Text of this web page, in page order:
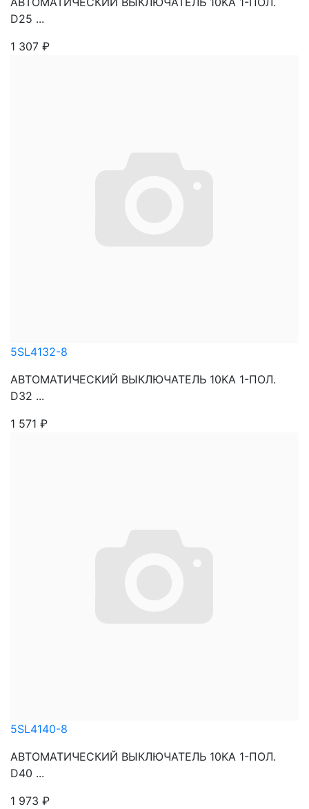
D25 ...
1 307 ₽
5SL4132-8
АВТОМАТИЧЕСКИЙ ВЫКЛЮЧАТЕЛЬ 10KA 1-ПОЛ.
D32 ...
1 571 ₽
5SL4140-8
АВТОМАТИЧЕСКИЙ ВЫКЛЮЧАТЕЛЬ 10KA 1-ПОЛ.
D40 ...
1 973 ₽